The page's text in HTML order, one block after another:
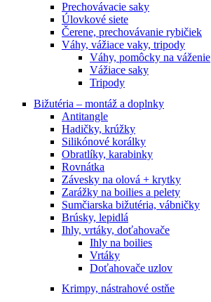
Prechovávacie saky
Úlovkové siete
Čerene, prechovávanie rybičiek
Váhy, vážiace vaky, tripody
Váhy, pomôcky na váženie
Vážiace saky
Tripody
Bižutéria – montáž a doplnky
Antitangle
Hadičky, krúžky
Silikónové korálky
Obratlíky, karabinky
Rovnátka
Závesky na olová + krytky
Zarážky na boilies a pelety
Sumčiarska bižutéria, vábničky
Brúsky, lepidlá
Ihly, vrtáky, doťahovače
Ihly na boilies
Vrtáky
Doťahovače uzlov
Krimpy, nástrahové ostňe